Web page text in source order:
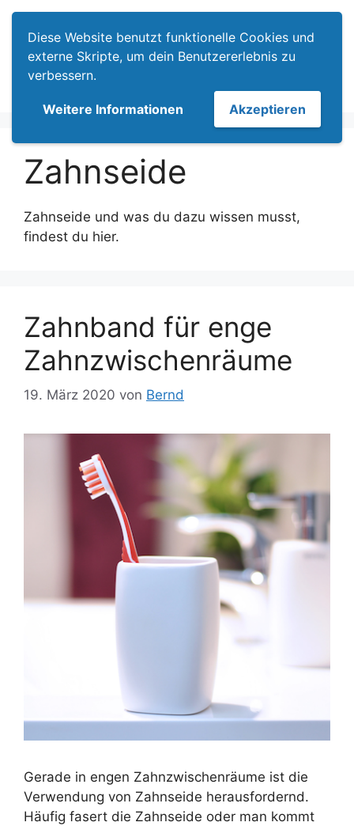
Diese Website benutzt funktionelle Cookies und
externe Skripte, um dein Benutzererlebnis zu
verbessern.
Weitere Informationen Akzeptieren
Zum
Inhalt
springen
Zahnseide
Zahnseide und was du dazu wissen musst,
findest du hier.
Zahnband für enge
Zahnzwischenräume
19. März 2020 von Bernd
Gerade in engen Zahnzwischenräume ist die
Verwendung von Zahnseide herausfordernd.
Häufig fasert die Zahnseide oder man kommt